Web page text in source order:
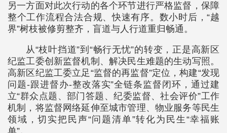
另一方面对此次行动的各个环节进行严格监督，保障
整个工作流程合法合规、快速有序。数小时后，“越
界”树枝被修剪整齐，盲道与人行道重归畅通。
从“枝叶挡道”到“畅行无忧”的转变，正是高新区
纪监工委创新监督机制、解决民生难题的生动写照。
高新区纪监工委立足“监督的再监督”定位，构建“发现
问题-跟进督办-整改落实”全链条监督闭环，通过建
立“群众点题、部门答题、纪委监督、社会评价”工作
机制，将监督网络延伸至城市管理、物业服务等民生
领域，切实把民声“问题清单”转化为民生“幸福账
单”。